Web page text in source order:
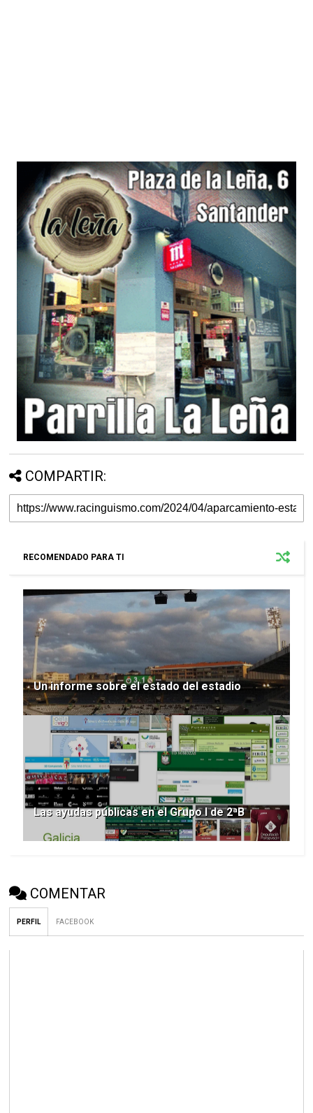
COMPARTIR:
RECOMENDADO PARA TI
Un informe sobre el estado del estadio
Las ayudas públicas en el Grupo I de 2ªB
COMENTAR
PERFIL FACEBOOK